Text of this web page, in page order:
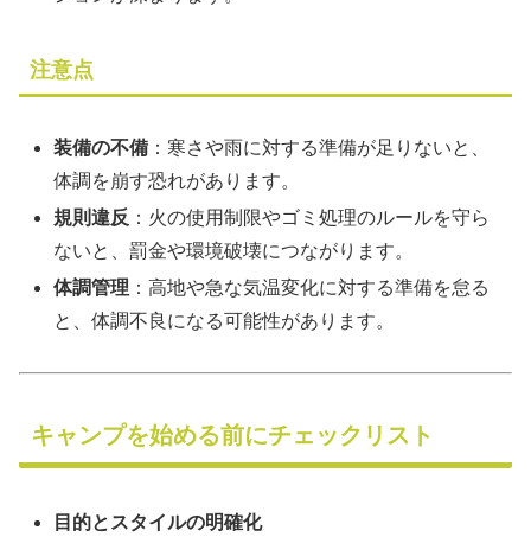
注意点
装備の不備 ：寒さや雨に対する準備が足りないと、
体調を崩す恐れがあります。
規則違反 ：火の使用制限やゴミ処理のルールを守ら
ないと、罰金や環境破壊につながります。
体調管理 ：高地や急な気温変化に対する準備を怠る
と、体調不良になる可能性があります。
キャンプを始める前にチェックリスト
目的とスタイルの明確化